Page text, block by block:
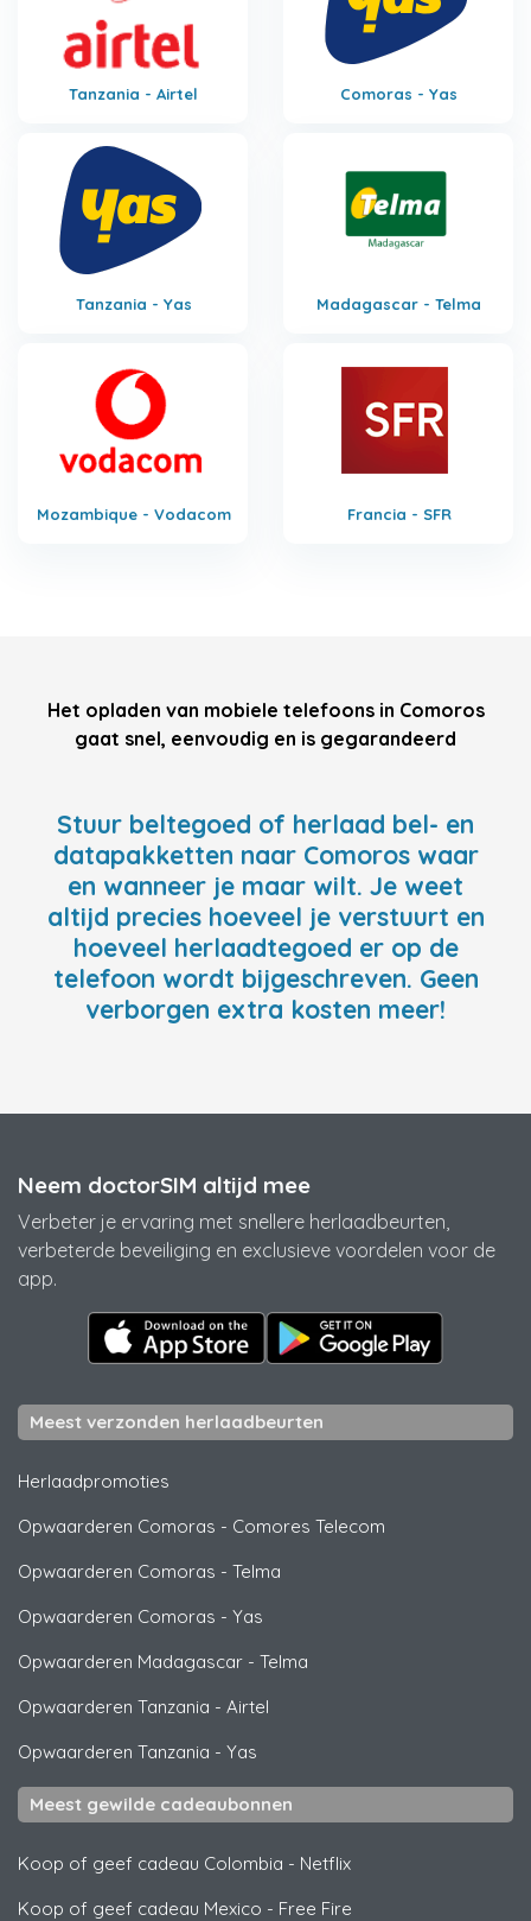
Tanzania - Airtel Comoras - Yas
Tanzania - Yas Madagascar - Telma
Mozambique - Vodacom Francia - SFR
Het opladen van mobiele telefoons in Comoros
gaat snel, eenvoudig en is gegarandeerd
Stuur beltegoed of herlaad bel- en
datapakketten naar Comoros waar
en wanneer je maar wilt. Je weet
altijd precies hoeveel je verstuurt en
hoeveel herlaadtegoed er op de
telefoon wordt bijgeschreven. Geen
verborgen extra kosten meer!
Neem doctorSIM altijd mee
Verbeter je ervaring met snellere herlaadbeurten,
verbeterde beveiliging en exclusieve voordelen voor de
app.
Meest verzonden herlaadbeurten
Herlaadpromoties
Opwaarderen Comoras - Comores Telecom
Opwaarderen Comoras - Telma
Opwaarderen Comoras - Yas
Opwaarderen Madagascar - Telma
Opwaarderen Tanzania - Airtel
Opwaarderen Tanzania - Yas
Meest gewilde cadeaubonnen
Koop of geef cadeau Colombia - Netflix
Koop of geef cadeau Mexico - Free Fire